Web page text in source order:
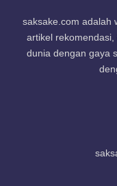
saksake.com adalah
artikel rekomendasi,
dunia dengan gaya